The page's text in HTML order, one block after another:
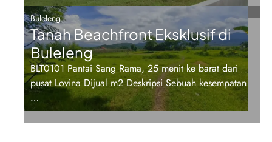
Buleleng
Tanah Beachfront Eksklusif di
Buleleng
BLT0101 Pantai Sang Rama, 25 menit ke barat dari
pusat Lovina Dijual m2 Deskripsi Sebuah kesempatan
…